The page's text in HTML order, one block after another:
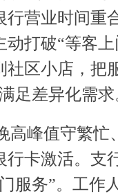
营业时间重
打破“等客
区小店，把
足差异化需
高峰值守繁
行卡激活。支
服务”。工作